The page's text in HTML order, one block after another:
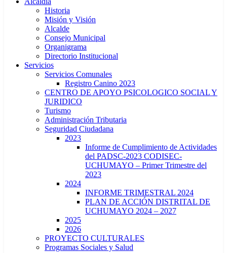
Historia
Misión y Visión
Alcalde
Consejo Municipal
Organigrama
Directorio Institucional
Servicios
Servicios Comunales
Registro Canino 2023
CENTRO DE APOYO PSICOLOGICO SOCIAL Y
JURIDICO
Turismo
Administración Tributaria
Seguridad Ciudadana
2023
Informe de Cumplimiento de Actividades
del PADSC-2023 CODISEC-
UCHUMAYO – Primer Trimestre del
2023
2024
INFORME TRIMESTRAL 2024
PLAN DE ACCIÓN DISTRITAL DE
UCHUMAYO 2024 – 2027
2025
2026
PROYECTO CULTURALES
Programas Sociales y Salud